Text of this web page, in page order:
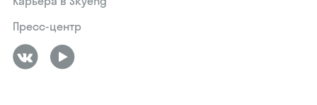
Пресс-центр